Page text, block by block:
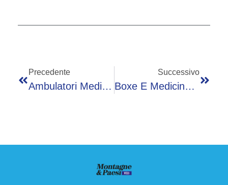
Precedente
Ambulatori Medici Territoriali: Assistenza Garantita In Valle Brembana E Valle Imagna
Successivo
Boxe E Medicina, A San Pellegrino I Massimi Esperti Studiano La “nobile Arte”